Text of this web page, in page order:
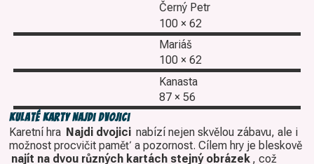
Černý Petr
100 × 62
Mariáš
100 × 62
Kanasta
87 × 56
Kulaté karty Najdi dvojici
Karetní hra Najdi dvojici nabízí nejen skvělou zábavu, ale i
možnost procvičit paměť a pozornost. Cílem hry je bleskově
najít na dvou různých kartách stejný obrázek , což